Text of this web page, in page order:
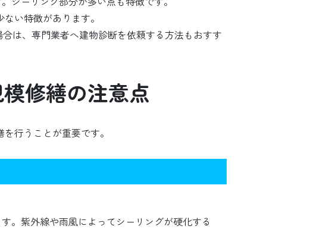
い特徴があります。
は、専門業者へ建物診断を依頼する方法もおすす
修繕の注意点
行うことが重要です。
。紫外線や雨風によってシーリングが硬化する